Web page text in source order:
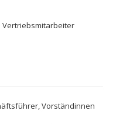
Vorständinnen